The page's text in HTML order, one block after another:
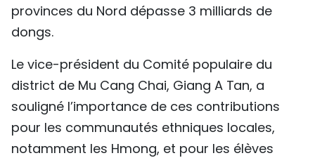
provinces du Nord dépasse 3 milliards de
dongs.
Le vice-président du Comité populaire du
district de Mu Cang Chai, Giang A Tan, a
souligné l’importance de ces contributions
pour les communautés ethniques locales,
notamment les Hmong, et pour les élèves